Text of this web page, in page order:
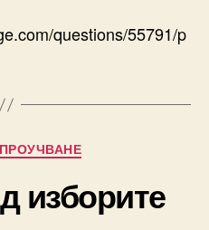
questions/55791/p
Categories
изборите